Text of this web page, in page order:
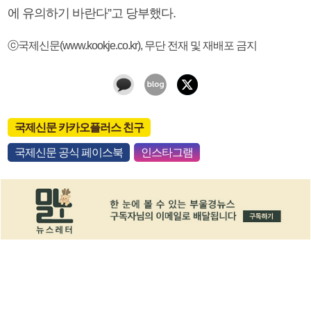
에 유의하기 바란다”고 당부했다.
ⓒ국제신문(www.kookje.co.kr), 무단 전재 및 재배포 금지
국제신문 카카오플러스 친구
국제신문 공식 페이스북 인스타그램